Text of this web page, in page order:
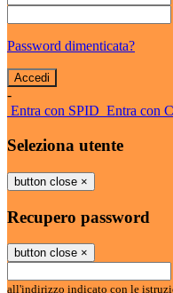
Password dimenticata?
-
Entra con SPID Entra con
Seleziona utente
button close ×
Recupero password
button close ×
all'indirizzo indicato con le